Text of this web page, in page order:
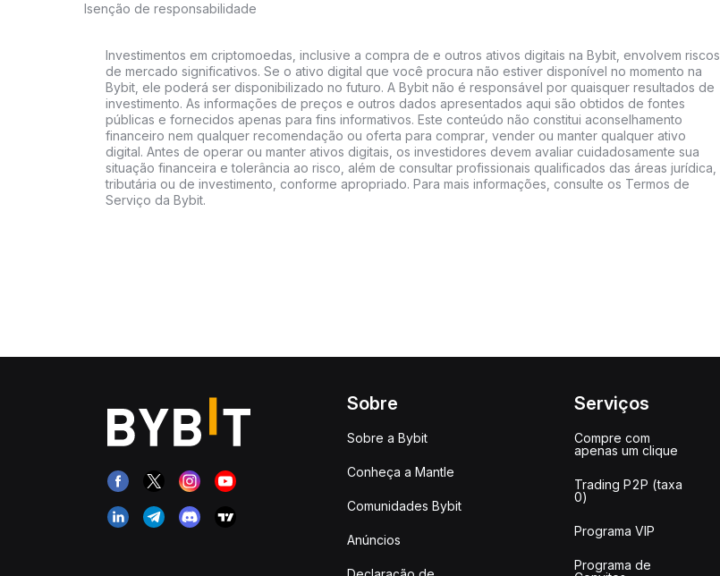
Isenção de responsabilidade
Investimentos em criptomoedas, inclusive a compra de e outros ativos digitais na Bybit, envolvem riscos
de mercado significativos. Se o ativo digital que você procura não estiver disponível no momento na
Bybit, ele poderá ser disponibilizado no futuro. A Bybit não é responsável por quaisquer resultados de
investimento. As informações de preços e outros dados apresentados aqui são obtidos de fontes
públicas e fornecidos apenas para fins informativos. Este conteúdo não constitui aconselhamento
financeiro nem qualquer recomendação ou oferta para comprar, vender ou manter qualquer ativo
digital. Antes de operar ou manter ativos digitais, os investidores devem avaliar cuidadosamente sua
situação financeira e tolerância ao risco, além de consultar profissionais qualificados das áreas jurídica,
tributária ou de investimento, conforme apropriado. Para mais informações, consulte os Termos de
Serviço da Bybit.
Sobre
Sobre a Bybit
Conheça a Mantle
Comunidades Bybit
Anúncios
Serviços
Compre com
apenas um clique
Trading P2P (taxa
0)
Programa VIP
Programa de